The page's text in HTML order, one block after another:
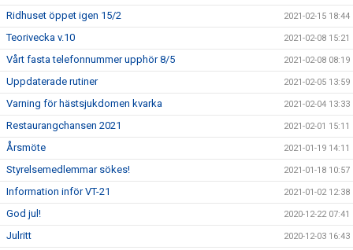
Ridhuset öppet igen 15/2 2021-02-15 18:44
Teorivecka v.10 2021-02-08 15:21
Vårt fasta telefonnummer upphör 8/5 2021-02-08 08:19
Uppdaterade rutiner 2021-02-05 13:59
Varning för hästsjukdomen kvarka 2021-02-04 13:33
Restaurangchansen 2021 2021-02-01 15:11
Årsmöte 2021-01-19 14:11
Styrelsemedlemmar sökes! 2021-01-18 10:57
Information inför VT-21 2021-01-02 12:38
God jul! 2020-12-22 07:41
Julritt 2020-12-03 16:43